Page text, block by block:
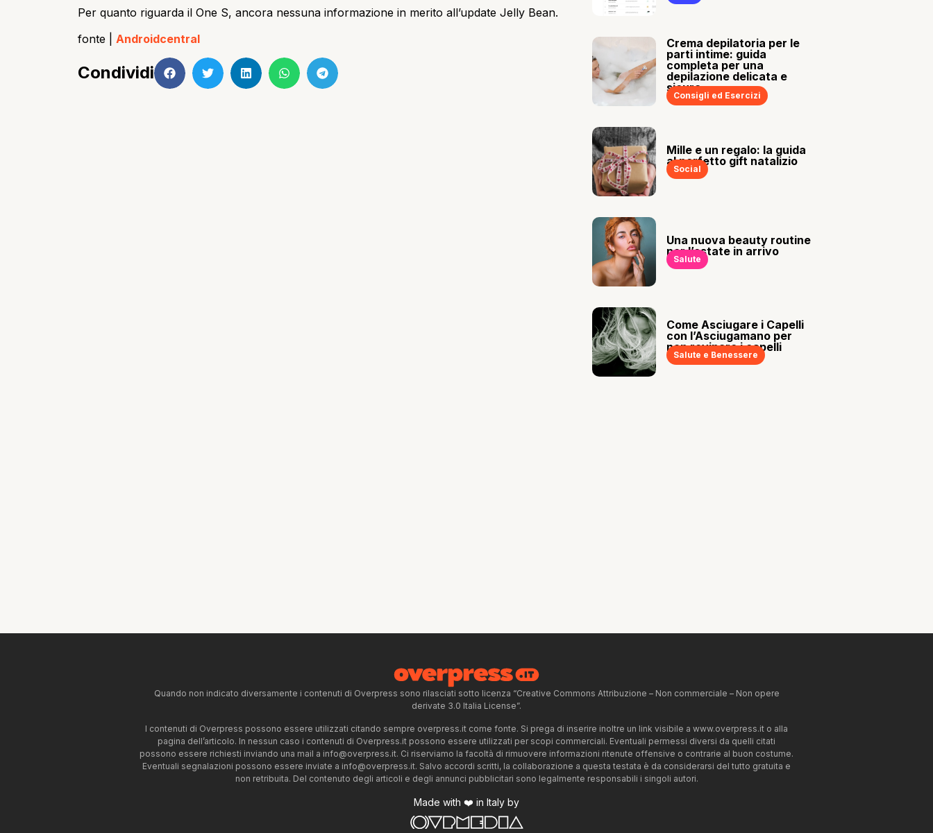
Per quanto riguarda il One S, ancora nessuna informazione in merito all’update Jelly Bean.
fonte | Androidcentral
Condividi
Crema depilatoria per le
parti intime: guida
completa per una
depilazione delicata e
sicura
Consigli ed Esercizi
Mille e un regalo: la guida
al perfetto gift natalizio
Social
Una nuova beauty routine
per l’estate in arrivo
Salute
Come Asciugare i Capelli
con l’Asciugamano per
non rovinare i capelli
Salute e Benessere
Quando non indicato diversamente i contenuti di Overpress sono rilasciati sotto licenza “Creative Commons Attribuzione – Non commerciale – Non opere
derivate 3.0 Italia License”.
I contenuti di Overpress possono essere utilizzati citando sempre overpress.it come fonte. Si prega di inserire inoltre un link visibile a www.overpress.it o alla
pagina dell’articolo. In nessun caso i contenuti di Overpress.it possono essere utilizzati per scopi commerciali. Eventuali permessi diversi da quelli citati
possono essere richiesti inviando una mail a info@overpress.it. Ci riserviamo la facoltà di rimuovere informazioni ritenute offensive o contrarie al buon costume.
Eventuali segnalazioni possono essere inviate a info@overpress.it. Salvo accordi scritti, la collaborazione a questa testata è da considerarsi del tutto gratuita e
non retribuita. Del contenuto degli articoli e degli annunci pubblicitari sono legalmente responsabili i singoli autori.
Made with ❤️ in Italy by